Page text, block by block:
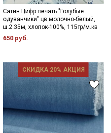
Сатин Цифр.печать "Голубые
одуванчики" цв.молочно-белый,
ш.2.35м, хлопок-100%, 115гр/м.кв
650 руб.
СКИДКА 20% АКЦИЯ
тканей
персональных
персональных